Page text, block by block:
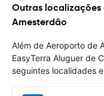
Outras localizações
Amesterdão
Além de Aeroporto de
EasyTerra Aluguer de
seguintes localidades